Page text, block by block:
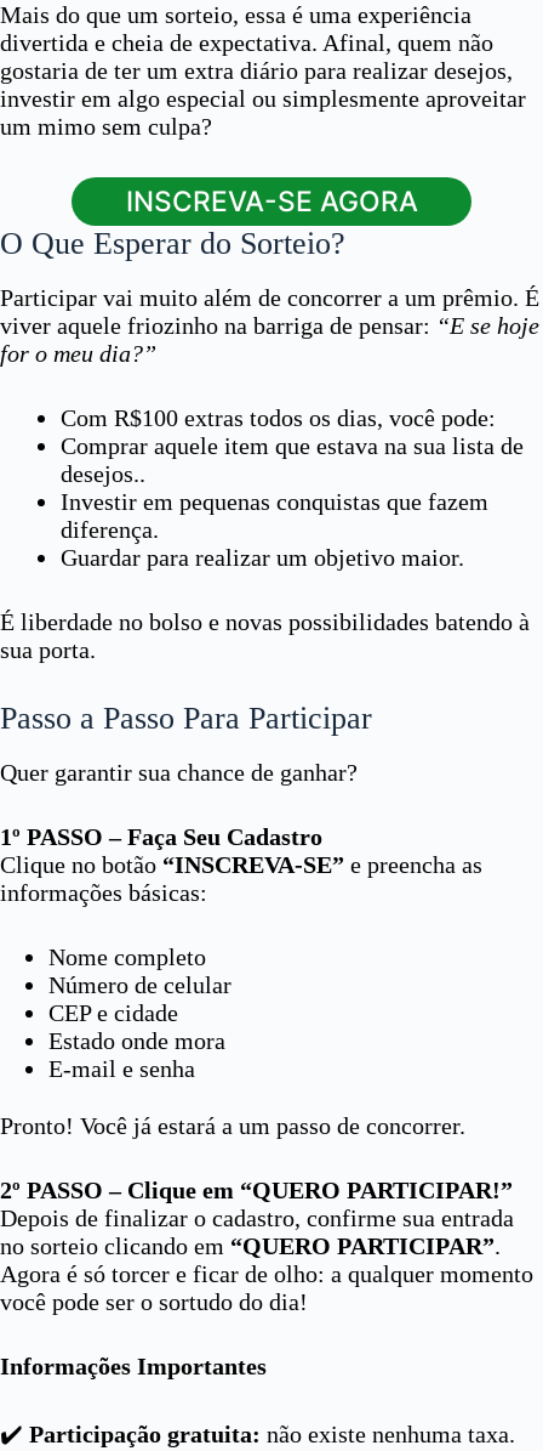
Mais do que um sorteio, essa é uma experiência
divertida e cheia de expectativa. Afinal, quem não
gostaria de ter um extra diário para realizar desejos,
investir em algo especial ou simplesmente aproveitar
um mimo sem culpa?
INSCREVA-SE AGORA
O Que Esperar do Sorteio?
Participar vai muito além de concorrer a um prêmio. É
viver aquele friozinho na barriga de pensar: “E se hoje
for o meu dia?”
Com R$100 extras todos os dias, você pode:
Comprar aquele item que estava na sua lista de
desejos..
Investir em pequenas conquistas que fazem
diferença.
Guardar para realizar um objetivo maior.
É liberdade no bolso e novas possibilidades batendo à
sua porta.
Passo a Passo Para Participar
Quer garantir sua chance de ganhar?
1º PASSO – Faça Seu Cadastro
Clique no botão “INSCREVA-SE” e preencha as
informações básicas:
Nome completo
Número de celular
CEP e cidade
Estado onde mora
E-mail e senha
Pronto! Você já estará a um passo de concorrer.
2º PASSO – Clique em “QUERO PARTICIPAR!”
Depois de finalizar o cadastro, confirme sua entrada
no sorteio clicando em “QUERO PARTICIPAR”.
Agora é só torcer e ficar de olho: a qualquer momento
você pode ser o sortudo do dia!
Informações Importantes
✔️ Participação gratuita: não existe nenhuma taxa.